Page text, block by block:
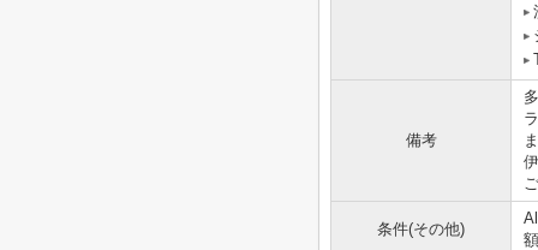
備考
条件(その他)